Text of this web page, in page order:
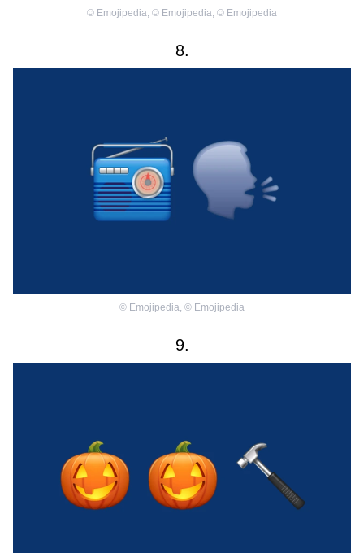
© Emojipedia, © Emojipedia, © Emojipedia
8.
© Emojipedia © Emojipedia
9.